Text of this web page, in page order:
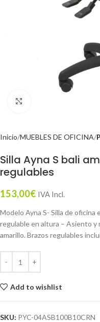
Inicio MUEBLES DE OFICINA
Silla Ayna S bali
regulables
153,00€ IVA Incl.
Modelo Ayna S- Silla de oficina
regulable en altura – Asiento
amarillo. Brazos regulables
Add to wishlist
SKU: PYC-04ASB100B10CRN